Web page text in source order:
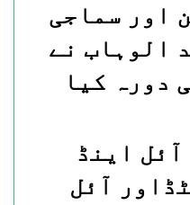
اور سماجی
الوہاب نے
دورہ کیا
اینڈ
آئل